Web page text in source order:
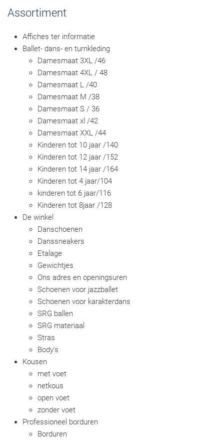
Assortiment
Affiches ter informatie
Ballet- dans- en turnkleding
Damesmaat 3XL /46
Damesmaat 4XL / 48
Damesmaat L /40
Damesmaat M /38
Damesmaat S / 36
Damesmaat xl /42
Damesmaat XXL /44
Kinderen tot 10 jaar /140
Kinderen tot 12 jaar /152
Kinderen tot 14 jaar /164
Kinderen tot 4 jaar/104
kinderen tot 6 jaar/116
Kinderen tot 8jaar /128
De winkel
Danschoenen
Danssneakers
Etalage
Gewichtjes
Ons adres en openingsuren
Schoenen voor jazzballet
Schoenen voor karakterdans
SRG ballen
SRG materiaal
Stras
Body's
Kousen
met voet
netkous
open voet
zonder voet
Professioneel borduren
Borduren